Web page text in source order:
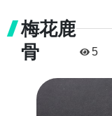
梅花鹿
骨
5